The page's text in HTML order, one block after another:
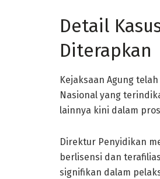
Detail
Diterapkan
Kejaksaan Agung
Nasional yang
lainnya kini dalam
Direktur Penyidikan
berlisensi dan
signifikan dalam